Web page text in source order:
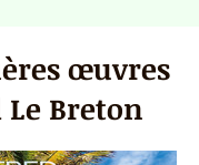
œuvres
Le Breton